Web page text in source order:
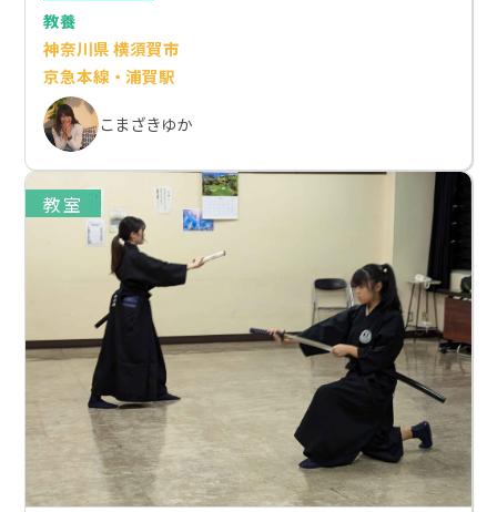
教養
神奈川県 横須賀市
京急本線・浦賀駅
こまざきゆか
教室